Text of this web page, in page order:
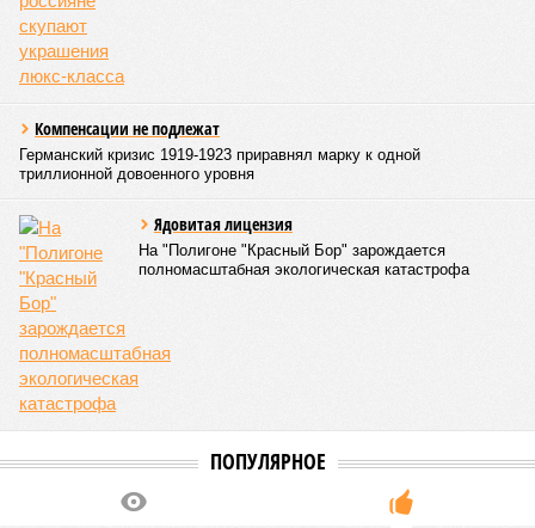
двух недель. При этом общий износ трубопроводов
«Теплосетей» превышает 50%, признал вице-губернатор.
Треш-блогера в
издевательство над
голубем
Версия //Власть //
метро
В Северной столице готовятся к созданию наземного
2021
Не только подземка